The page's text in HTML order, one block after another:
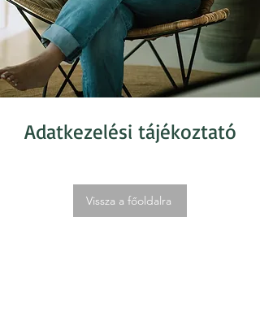
Adatkezelési tájékoztató
Vissza a főoldalra